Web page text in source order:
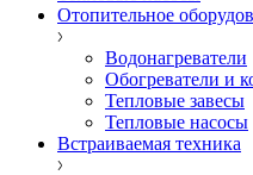
Отопительное
Водонагреватели
Обогреватели и
Тепловые завесы
Тепловые насосы
Встраиваемая техника